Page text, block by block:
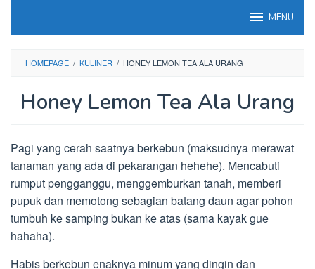
MENU
HOMEPAGE / KULINER / HONEY LEMON TEA ALA URANG
Honey Lemon Tea Ala Urang
Pagi yang cerah saatnya berkebun (maksudnya merawat
tanaman yang ada di pekarangan hehehe). Mencabuti
rumput pengganggu, menggemburkan tanah, memberi
pupuk dan memotong sebagian batang daun agar pohon
tumbuh ke samping bukan ke atas (sama kayak gue
hahaha).
Habis berkebun enaknya minum yang dingin dan